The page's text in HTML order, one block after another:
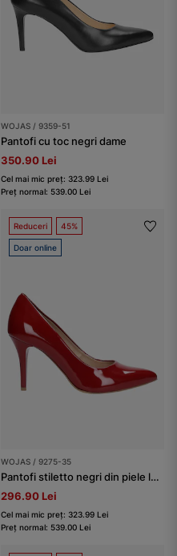
WOJAS / 9359-51
Pantofi cu toc negri dame
350.90 Lei
Cel mai mic preț: 323.99 Lei
Preț normal: 539.00 Lei
Reduceri 45%
Doar online
WOJAS / 9275-35
Pantofi stiletto negri din piele lăcuită damă
296.90 Lei
Cel mai mic preț: 323.99 Lei
Preț normal: 539.00 Lei